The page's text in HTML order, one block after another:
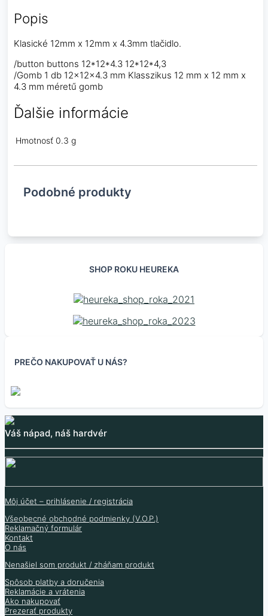
Popis
Klasické 12mm x 12mm x 4.3mm tlačidlo.
/button buttons 12*12*4.3 12*12*4,3
/Gomb 1 db 12x12x4.3 mm Klasszikus 12 mm x 12 mm x
4.3 mm méretű gomb
Ďalšie informácie
Hmotnosť 0.3 g
Podobné produkty
Prepojky s vypínačom
0.20€–0.30
Viac informácií
Dvojpolohový THT
0.20€
Rotačný enkóder
1.15€
(bez DPH 0.93€)
Skladom 60 ks
Kovový trojpolohový
0.50€
SHOP ROKU HEUREKA
PREČO NAKUPOVAŤ U NÁS?
Váš nápad, náš hardvér
Môj účet – prihlásenie / registrácia
Všeobecné obchodné podmienky (V.O.P.)
Reklamačný formulár
Kontakt
O nás
Nenašiel som produkt / zháňam produkt
Spôsob platby a doručenia
Reklamácie a vrátenia
Ako nakupovať
Prezerať produkty